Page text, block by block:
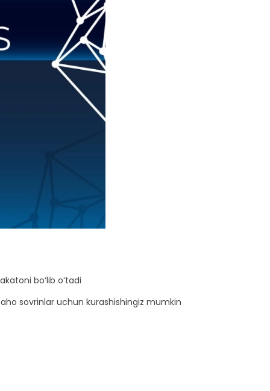
bo‘lib o‘tadi
sovrinlar uchun kurashishingiz mumkin